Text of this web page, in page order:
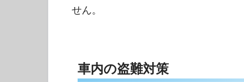
せん。
車内の盗難対策